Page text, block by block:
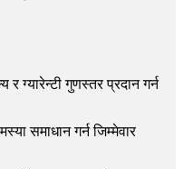
र ग्यारेन्टी गुणस्तर प्रदान गर्न
समाधान गर्न जिम्मेवार